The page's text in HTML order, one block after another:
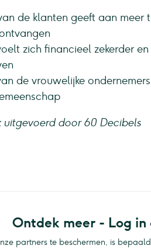
de klanten geeft aan meer
zich financieel zekerder
de vrouwelijke
uitgevoerd door 60 Decibels
Ontdek meer - Log
partners te beschermen, is